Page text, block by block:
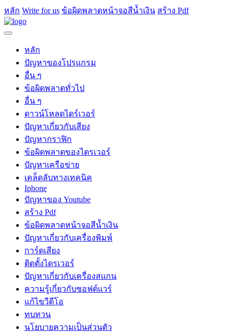
หลัก Write for us ข้อผิดพลาดหน้าจอสีน้ำเงิน สร้าง Pdf
หลัก
ปัญหาของโปรแกรม
อื่น ๆ
ข้อผิดพลาดทั่วไป
อื่น ๆ
ดาวน์โหลดไดร์เวอร์
ปัญหาเกี่ยวกับเสียง
ปัญหากราฟิก
ข้อผิดพลาดของไดรเวอร์
ปัญหาเครือข่าย
เคล็ดลับทางเทคนิค
Iphone
ปัญหาของ Youtube
สร้าง Pdf
ข้อผิดพลาดหน้าจอสีน้ำเงิน
ปัญหาเกี่ยวกับเครื่องพิมพ์
การ์ดเสียง
ติดตั้งไดรเวอร์
ปัญหาเกี่ยวกับเครื่องสแกน
ความรู้เกี่ยวกับซอฟต์แวร์
แก้ไขวีดีโอ
ทบทวน
นโยบายความเป็นส่วนตัว